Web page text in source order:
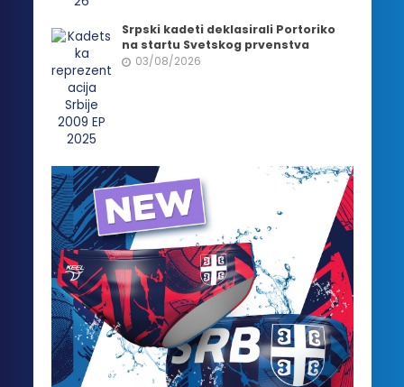
Srpski kadeti deklasirali Portoriko
na startu Svetskog prvenstva
03/08/2026